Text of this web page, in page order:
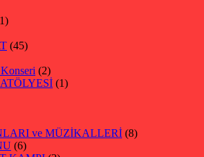
(45)
(2)
(1)
ve MÜZİKALLERİ (8)
(6)